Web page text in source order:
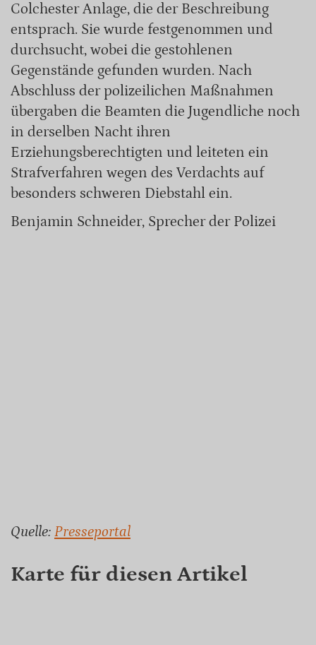
Colchester Anlage, die der Beschreibung
entsprach. Sie wurde festgenommen und
durchsucht, wobei die gestohlenen
Gegenstände gefunden wurden. Nach
Abschluss der polizeilichen Maßnahmen
übergaben die Beamten die Jugendliche noch
in derselben Nacht ihren
Erziehungsberechtigten und leiteten ein
Strafverfahren wegen des Verdachts auf
besonders schweren Diebstahl ein.
Benjamin Schneider, Sprecher der Polizei
Quelle: Presseportal
Karte für diesen Artikel